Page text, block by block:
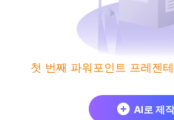
첫 번째 파워포인트 프레젠
AI로 제